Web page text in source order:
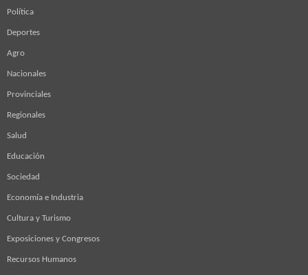
Política
Deportes
Agro
Nacionales
Provinciales
Regionales
Salud
Educación
Sociedad
Economía e Industria
Cultura y Turismo
Exposiciones y Congresos
Recursos Humanos